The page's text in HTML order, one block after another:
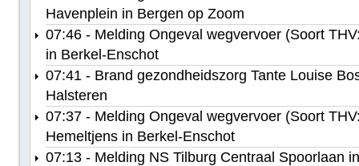
Havenplein in Bergen op Zoom
07:46 - Melding Ongeval wegvervoer (Soort
in Berkel-Enschot
07:41 - Brand gezondheidszorg Tante Louise
Halsteren
07:37 - Melding Ongeval wegvervoer (Soort
Hemeltjens in Berkel-Enschot
07:13 - Melding NS Tilburg Centraal Spoorlaan